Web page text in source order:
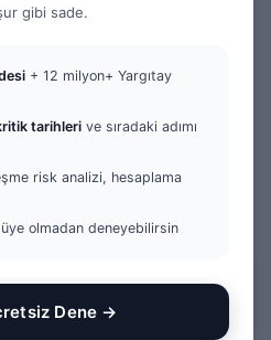
gibi sade.
+ 12 milyon+ Yargıtay
tarihleri ve sıradaki adımı
risk analizi, hesaplama
olmadan deneyebilirsin
Dene →
Sektöründe